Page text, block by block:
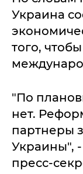
Украина
того,
"По
нет.
партнеры
Украины",
пресс-